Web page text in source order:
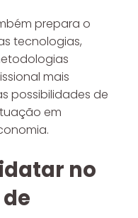
prepara o
tecnologias,
mais
possibilidades de
em
no